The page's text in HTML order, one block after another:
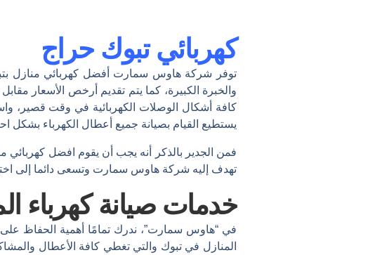
كهربائي تبوك حراج
والخبرة الكبيرة، كما يتم تقديم أرخص الأسعار
كافة أشكال الوصلات الكهربائية في وقت قصير،
يستطيع القيام بصيانة جميع أعطال الكهرباء بشكل
فمن الجدير بالذكر أنه يجب أن يقوم افضل
تهدف إليه شركة هاوس سمارت وتسعى دائما إلى
خدمات صيانة كهرباء
في “هاوس سمارت”، ندرك تمامًا أهمية الحفاظ
المنازل في تبوك والتي تغطي كافة الأعطال